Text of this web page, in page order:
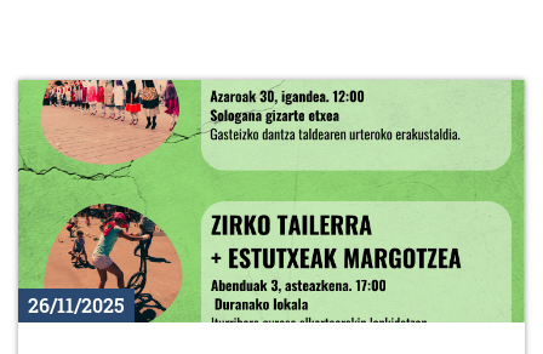
26/11/2025